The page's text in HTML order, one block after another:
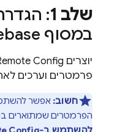
שלב 1
:
במסוף
יוצרים Config
פרמטרים וערכים
חשוב: אפשר
הפרמטרים שמתוארים